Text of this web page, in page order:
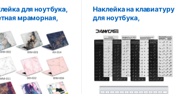
для ноутбука,
мраморная,
для MacBook
11 Air 13,3 2020 Pro
DELl/Lenovo
Наклейка на клавиатуру
для ноутбука,
русский, французский,
английский, арабский,
испанский,
португальский, иврит